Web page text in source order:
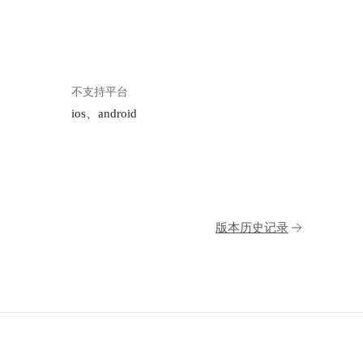
不支持平台
ios、android
版本历史记录